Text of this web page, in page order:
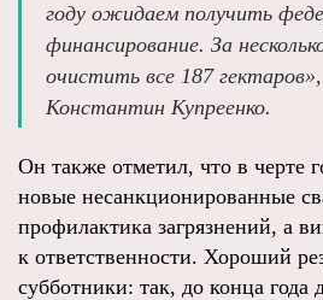
году ожидаем получить
финансирование. За
очистить все 187 гектаров»,
Константин Купреенко.
Он также отметил, что в черте
новые несанкционированные
профилактика загрязнений, а
к ответственности. Хороший
субботники: так, до конца